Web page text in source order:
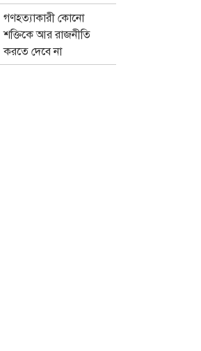
নেতারা
গণহত্যাকারী কোনো
শক্তিকে আর রাজনীতি
করতে দেবে না
জনগণ:স্বরাষ্ট্রমন্ত্রী